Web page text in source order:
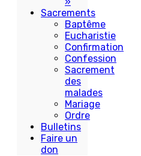
Sacrements
Baptême
Eucharistie
Confirmation
Confession
Sacrement
des
malades
Mariage
Ordre
Bulletins
Faire un
don